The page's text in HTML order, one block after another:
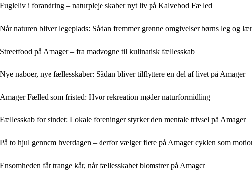
Fugleliv i forandring – naturpleje skaber nyt liv på Kalvebod Fælled
Når naturen bliver legeplads: Sådan fremmer grønne omgivelser børns leg og
Streetfood på Amager – fra madvogne til kulinarisk fællesskab
Nye naboer, nye fællesskaber: Sådan bliver tilflyttere en del af livet på Amager
Amager Fælled som fristed: Hvor rekreation møder naturformidling
Fællesskab for sindet: Lokale foreninger styrker den mentale trivsel på Amager
På to hjul gennem hverdagen – derfor vælger flere på Amager cyklen som
Ensomheden får trange kår, når fællesskabet blomstrer på Amager